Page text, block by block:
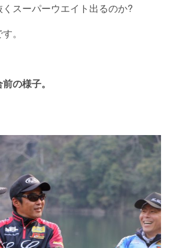
スーパーウエイト出るのか?
。
の様子。